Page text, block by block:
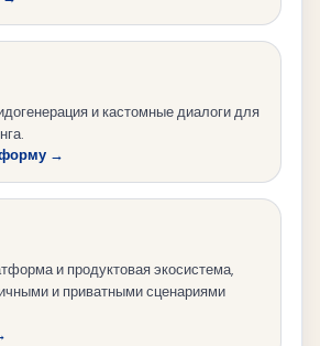
и кастомные диалоги для
→
и продуктовая экосистема,
и приватными сценариями